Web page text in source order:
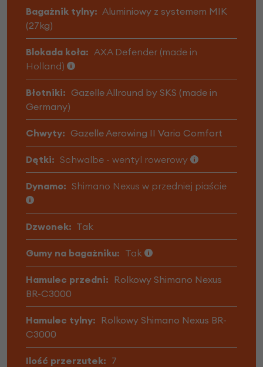
Bagażnik tylny: Aluminiowy z systemem MIK
(27kg)
Blokada koła: AXA Defender (made in
Holland)
Błotniki: Gazelle Allround by SKS (made in
Germany)
Chwyty: Gazelle Aerowing II Vario Comfort
Dętki: Schwalbe - wentyl rowerowy
Dynamo: Shimano Nexus w przedniej piaście
Dzwonek: Tak
Gumy na bagażniku: Tak
Hamulec przedni: Rolkowy Shimano Nexus
BR-C3000
Hamulec tylny: Rolkowy Shimano Nexus BR-
C3000
Ilość przerzutek: 7